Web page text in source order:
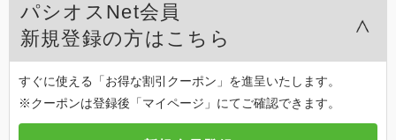
パシオスNet会員
新規登録の方はこちら
すぐに使える「お得な割引クーポン」を進呈いたします。
※クーポンは登録後「マイページ」にてご確認できます。